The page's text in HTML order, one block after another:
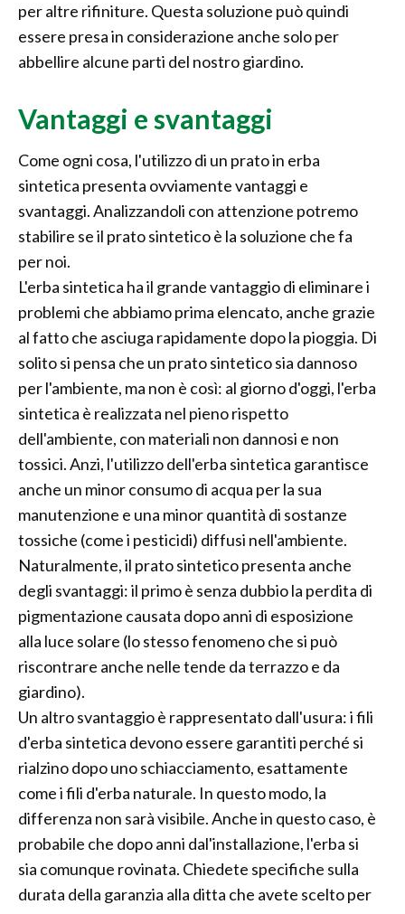
per altre rifiniture. Questa soluzione può quindi
essere presa in considerazione anche solo per
abbellire alcune parti del nostro giardino.
Vantaggi e svantaggi
Come ogni cosa, l'utilizzo di un prato in erba
sintetica presenta ovviamente vantaggi e
svantaggi. Analizzandoli con attenzione potremo
stabilire se il prato sintetico è la soluzione che fa
per noi.
L'erba sintetica ha il grande vantaggio di eliminare i
problemi che abbiamo prima elencato, anche grazie
al fatto che asciuga rapidamente dopo la pioggia. Di
solito si pensa che un prato sintetico sia dannoso
per l'ambiente, ma non è così: al giorno d'oggi, l'erba
sintetica è realizzata nel pieno rispetto
dell'ambiente, con materiali non dannosi e non
tossici. Anzi, l'utilizzo dell'erba sintetica garantisce
anche un minor consumo di acqua per la sua
manutenzione e una minor quantità di sostanze
tossiche (come i pesticidi) diffusi nell'ambiente.
Naturalmente, il prato sintetico presenta anche
degli svantaggi: il primo è senza dubbio la perdita di
pigmentazione causata dopo anni di esposizione
alla luce solare (lo stesso fenomeno che si può
riscontrare anche nelle tende da terrazzo e da
giardino).
Un altro svantaggio è rappresentato dall'usura: i fili
d'erba sintetica devono essere garantiti perché si
rialzino dopo uno schiacciamento, esattamente
come i fili d'erba naturale. In questo modo, la
differenza non sarà visibile. Anche in questo caso, è
probabile che dopo anni dal'installazione, l'erba si
sia comunque rovinata. Chiedete specifiche sulla
durata della garanzia alla ditta che avete scelto per